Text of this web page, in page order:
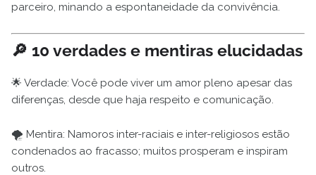
parceiro, minando a espontaneidade da convivência.
🔎 10 verdades e mentiras elucidadas
🌟 Verdade: Você pode viver um amor pleno apesar das
diferenças, desde que haja respeito e comunicação.
🌪️ Mentira: Namoros inter-raciais e inter-religiosos estão
condenados ao fracasso; muitos prosperam e inspiram
outros.